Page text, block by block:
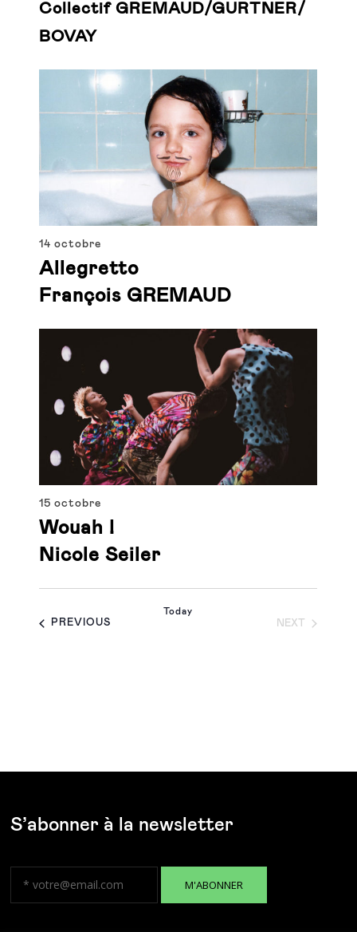
Collectif GREMAUD/GURTNER/
BOVAY
14 octobre
Allegretto
François GREMAUD
15 octobre
Wouah !
Nicole Seiler
PREVIOUS
Today
NEXT EVENTS
S’abonner à la newsletter